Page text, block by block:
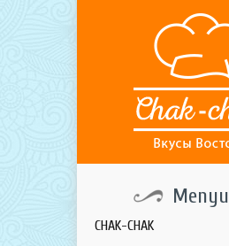
Menyu
CHAK-CHAK